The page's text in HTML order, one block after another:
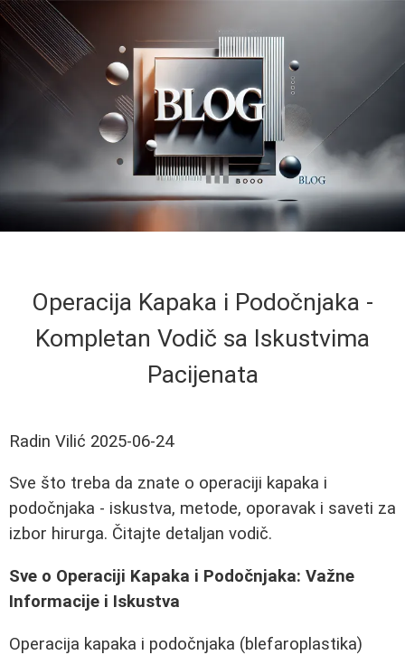
Operacija Kapaka i Podočnjaka -
Kompletan Vodič sa Iskustvima
Pacijenata
Radin Vilić 2025-06-24
Sve što treba da znate o operaciji kapaka i
podočnjaka - iskustva, metode, oporavak i saveti za
izbor hirurga. Čitajte detaljan vodič.
Sve o Operaciji Kapaka i Podočnjaka: Važne
Informacije i Iskustva
Operacija kapaka i podočnjaka (blefaroplastika)